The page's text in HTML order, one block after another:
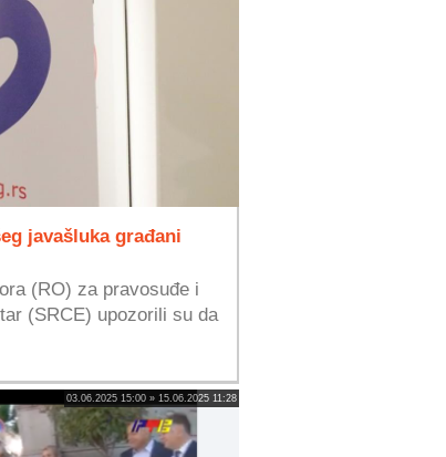
javašluka građani
(RO) za pravosuđe i
(SRCE) upozorili su da
03.06.2025 15:00 » 15.06.2025 11:28